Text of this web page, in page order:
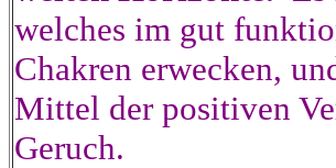
welches im gut
Chakren erwecken,
Mittel der positiven
Geruch.